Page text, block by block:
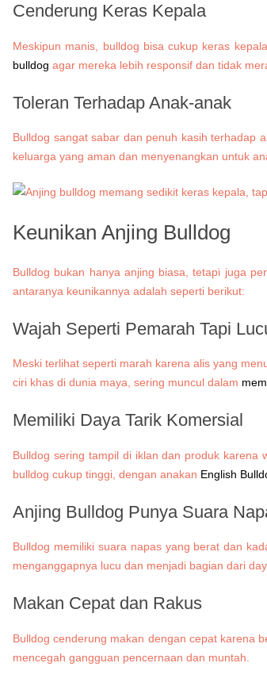
Cenderung Keras Kepala
Meskipun manis, bulldog bisa cukup keras
bulldog agar mereka lebih responsif dan tidak
Toleran Terhadap Anak-anak
Bulldog sangat sabar dan penuh kasih terhadap
keluarga yang aman dan menyenangkan untuk
Keunikan Anjing Bulldog
Bulldog bukan hanya anjing biasa, tetapi juga
antaranya keunikannya adalah seperti berikut:
Wajah Seperti Pemarah Tapi
Meski terlihat seperti marah karena alis yang
ciri khas di dunia maya, sering muncul dalam
Memiliki Daya Tarik Komersial
Bulldog sering tampil di iklan dan produk karena
bulldog cukup tinggi, dengan anakan English
Anjing Bulldog Punya Suara
Bulldog memiliki suara napas yang berat dan
menganggapnya lucu dan menjadi bagian dari
Makan Cepat dan Rakus
Bulldog cenderung makan dengan cepat karena
mencegah gangguan pencernaan dan muntah.